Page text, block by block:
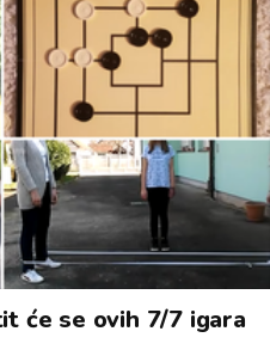
će se ovih 7/7 igara